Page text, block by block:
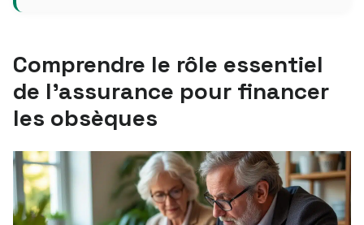
Comprendre le rôle essentiel
de l’assurance pour financer
les obsèques